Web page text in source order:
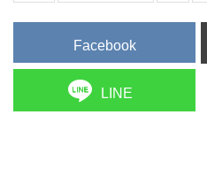
Facebook
LINE